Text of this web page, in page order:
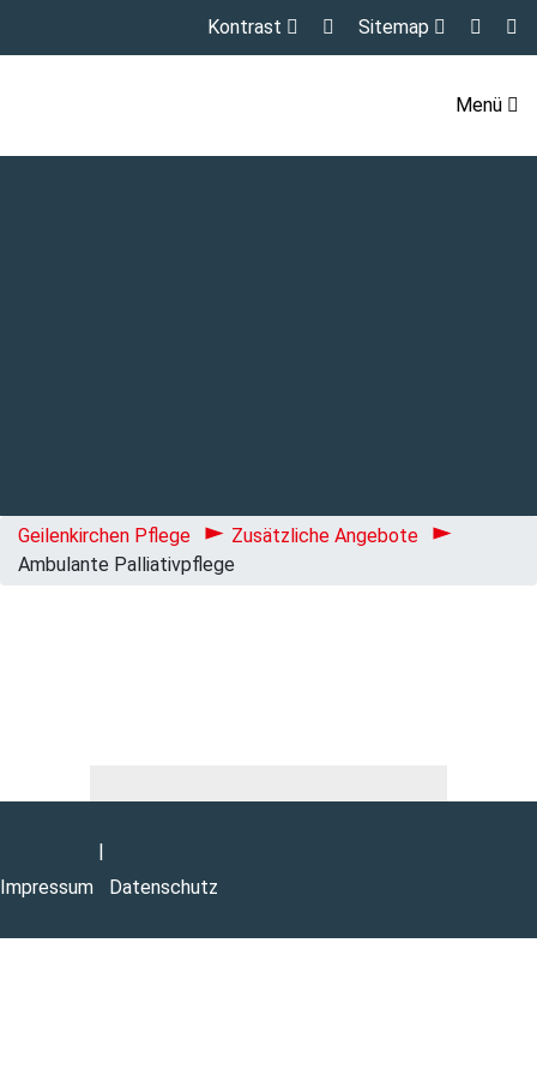
Kontrast Sitemap
Menü
Geilenkirchen Pflege
Zusätzliche Angebote
Ambulante Palliativpflege
Impressum
|
Datenschutz